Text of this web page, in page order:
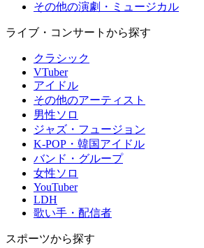
その他の演劇・ミュージカル
ライブ・コンサートから探す
クラシック
VTuber
アイドル
その他のアーティスト
男性ソロ
ジャズ・フュージョン
K-POP・韓国アイドル
バンド・グループ
女性ソロ
YouTuber
LDH
歌い手・配信者
スポーツから探す